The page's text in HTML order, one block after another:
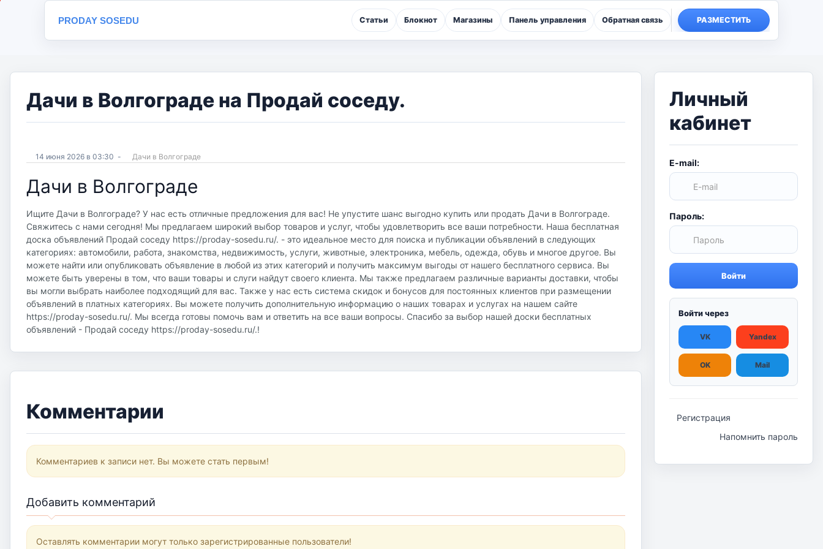
PRODAY SOSEDU Статьи Блокнот Магазины Панель управления Обратная связь РАЗМЕСТИТЬ
Дачи в Волгограде на Продай соседу.
14 июня 2026 в 03:30 - Дачи в Волгограде
Дачи в Волгограде
Ищите Дачи в Волгограде? У нас есть отличные предложения для вас! Не упустите шанс выгодно купить или продать Дачи в Волгограде.
Свяжитесь с нами сегодня! Мы предлагаем широкий выбор товаров и услуг, чтобы удовлетворить все ваши потребности. Наша бесплатная
доска объявлений Продай соседу https://proday-sosedu.ru/. - это идеальное место для поиска и публикации объявлений в следующих
категориях: автомобили, работа, знакомства, недвижимость, услуги, животные, электроника, мебель, одежда, обувь и многое другое. Вы
можете найти или опубликовать объявление в любой из этих категорий и получить максимум выгоды от нашего бесплатного сервиса. Вы
можете быть уверены в том, что ваши товары и слуги найдут своего клиента. Мы также предлагаем различные варианты доставки, чтобы
вы могли выбрать наиболее подходящий для вас. Также у нас есть система скидок и бонусов для постоянных клиентов при размещении
объявлений в платных категориях. Вы можете получить дополнительную информацию о наших товарах и услугах на нашем сайте
https://proday-sosedu.ru/. Мы всегда готовы помочь вам и ответить на все ваши вопросы. Спасибо за выбор нашей доски бесплатных
объявлений - Продай соседу https://proday-sosedu.ru/.!
Комментарии
Комментариев к записи нет. Вы можете стать первым!
Добавить комментарий
Оставлять комментарии могут только зарегистрированные пользователи!
Личный
кабинет
E-mail:
Пароль:
Войти
Войти через
VK Yandex
OK Mail
Регистрация
Напомнить пароль